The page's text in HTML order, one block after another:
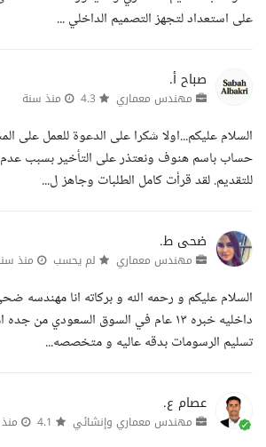
على استعداد لتجهز التصميم الداخلي ...
صباح أ.
مهندس معماري منذ سنة
السلام عليكم...اولا شكرا على الدعوة للعمل على
حساب باسم هنوف ونعتذر على التأخير بسبب
للتقديم. لقد قرأت كامل الطلبات وجاهز ل...
ضحى ط.
مهندس معماري لم يحسب منذ
السلام عليكم و رحمه الله و بركاته انا مهندسه
داخليه خبره ١٣ عام في السوق السعودي من
تسليم الرسومات بدقه عاليه و متخصصه...
عصام ع.
مهندس معماري وإنشائي